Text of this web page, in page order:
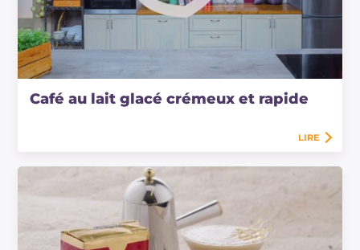
Café au lait glacé crémeux et rapide
LIRE